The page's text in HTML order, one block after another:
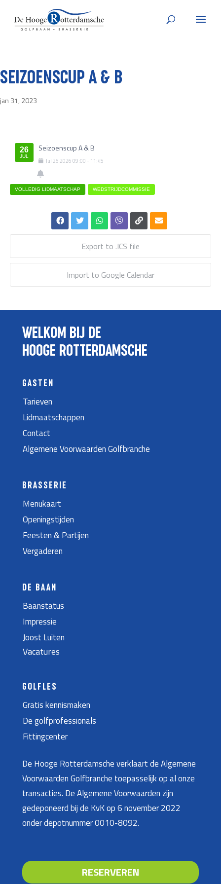
SEIZOENSCUP A & B
jan 31, 2023
26
JUL
Seizoenscup A & B
Jul26202609:00 - 11:45
VOLLEDIG LIDMAATSCHAP WEDSTRIJDCOMMISSIE
Export to .ICS file
Import to Google Calendar
WELKOM BIJ DE
HOOGE ROTTERDAMSCHE
GASTEN
Tarieven
Lidmaatschappen
Contact
Algemene Voorwaarden Golfbranche
BRASSERIE
Menukaart
Openingstijden
Feesten & Partijen
Vergaderen
DE BAAN
Baanstatus
Impressie
Joost Luiten
Vacatures
GOLFLES
Gratis kennismaken
De golfprofessionals
Fittingcenter
De Hooge Rotterdamsche verklaart de Algemene
Voorwaarden Golfbranche toepasselijk op al onze
transacties. De Algemene Voorwaarden zijn
gedeponeerd bij de KvK op 6 november 2022
onder depotnummer 0010-8092.
RESERVEREN